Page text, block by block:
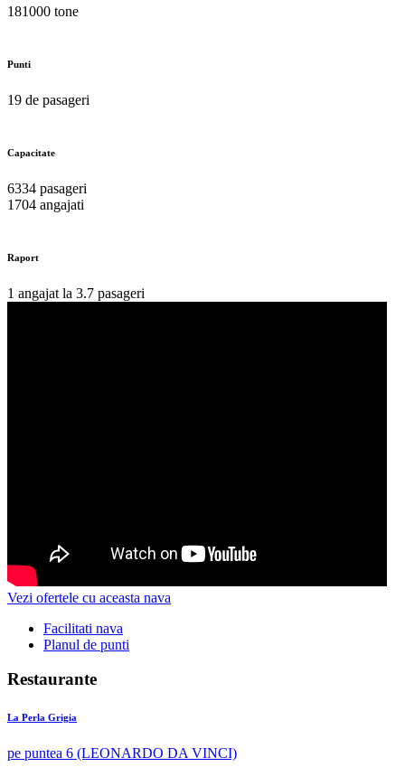
181000 tone
Punti
19 de pasageri
Capacitate
6334 pasageri
1704 angajati
Raport
1 angajat la 3.7 pasageri
Vezi ofertele cu aceasta nava
Facilitati nava
Planul de punti
Restaurante
La Perla Grigia
pe puntea 6 (LEONARDO DA VINCI)